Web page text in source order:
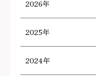
2026年
2025年
2024年